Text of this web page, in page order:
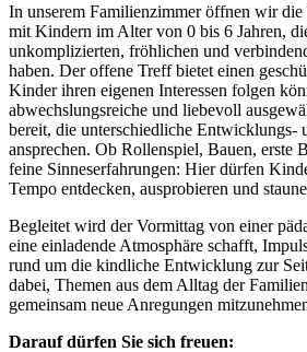
In unserem Familienzimmer öffnen wir
mit Kindern im Alter von 0 bis 6 Jahren,
unkomplizierten, fröhlichen und
haben. Der offene Treff bietet einen
Kinder ihren eigenen Interessen folgen
abwechslungsreiche und liebevoll
bereit, die unterschiedliche Entwicklungs-
ansprechen. Ob Rollenspiel, Bauen, erste
feine Sinneserfahrungen: Hier dürfen
Tempo entdecken, ausprobieren und
Begleitet wird der Vormittag von einer
eine einladende Atmosphäre schafft,
rund um die kindliche Entwicklung zur
dabei, Themen aus dem Alltag der
gemeinsam neue Anregungen
Darauf dürfen Sie sich freuen: